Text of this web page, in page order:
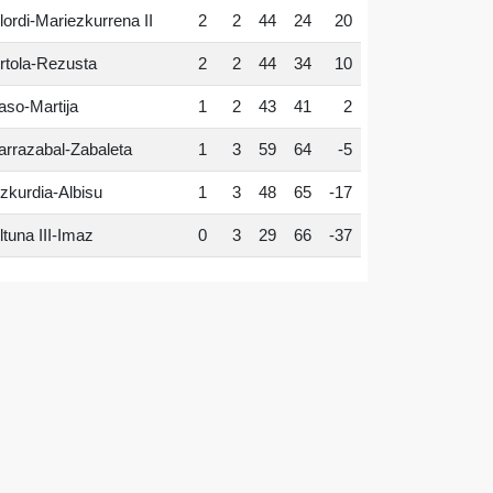
Mariezkurrena II 2 2 44 24 20
Rezusta 2 2 44 34 10
Martija 1 2 43 41 2
Zabaleta 1 3 59 64 -5
Albisu 1 3 48 65 -17
III-Imaz 0 3 29 66 -37